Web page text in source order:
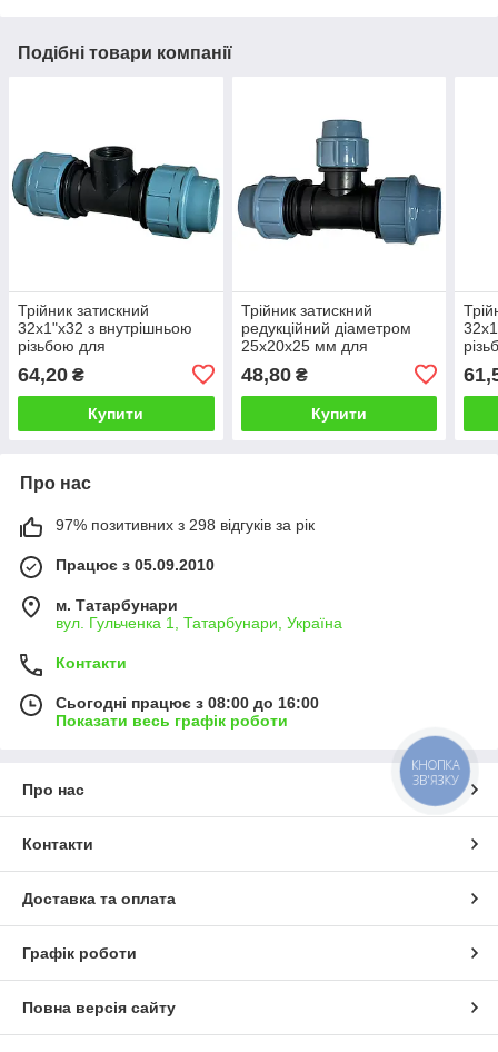
Подібні товари компанії
Трійник затискний
32х1"х32 з внутрішньою
різьбою для
64,20 ₴
Купити
Трійник затискний
редукційний діаметром
25х20х25 мм для
з'єднання поліетиленових
труб
48,80₴
Купити
Про нас
97% позитивних з 298 відгуків за рік
Працює з 05.09.2010
м. Татарбунари
вул. Гульченка 1, Татарбунари, Україна
Контакти
Сьогодні працює з 08:00 до 16:00
Показати весь графік роботи
Про нас
Контакти
Доставка та оплата
Графік роботи
Повна версія сайту
КНОПКА
ЗВ'ЯЗКУ